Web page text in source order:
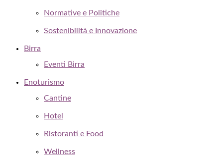
Normative e Politiche
Sostenibilità e Innovazione
Birra
Eventi Birra
Enoturismo
Cantine
Hotel
Ristoranti e Food
Wellness